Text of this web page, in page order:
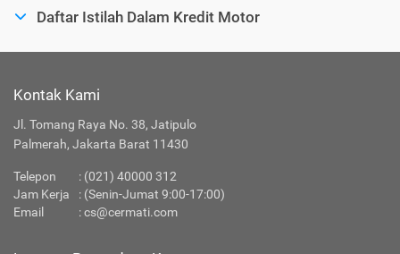
Daftar Istilah Dalam Kredit Motor
Kontak Kami
Jl. Tomang Raya No. 38, Jatipulo
Palmerah, Jakarta Barat 11430
Telepon : (021) 40000 312
Jam Kerja
: (Senin-Jumat 9:00-17:00)
Email
:cs@cermati.com